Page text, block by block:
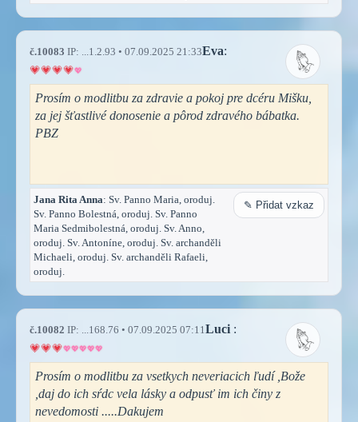
č.10083 IP: ...1.2.93 • 07.09.2025 21:33Eva:
Prosím o modlitbu za zdravie a pokoj pre dcéru Mišku,
za jej šťastlivé donosenie a pôrod zdravého bábatka.
PBZ
Jana Rita Anna: Sv. Panno Maria, oroduj.
Sv. Panno Bolestná, oroduj. Sv. Panno
Maria Sedmibolestná, oroduj. Sv. Anno,
oroduj. Sv. Antoníne, oroduj. Sv. archanděli
Michaeli, oroduj. Sv. archanděli Rafaeli,
oroduj.
✎ Přidat vzkaz
č.10082 IP: ...168.76 • 07.09.2025 07:11 Luci :
Prosím o modlitbu za vsetkych neveriacich ľudí ,Bože
,daj do ich sŕdc vela lásky a odpusť im ich činy z
nevedomosti .....Dakujem